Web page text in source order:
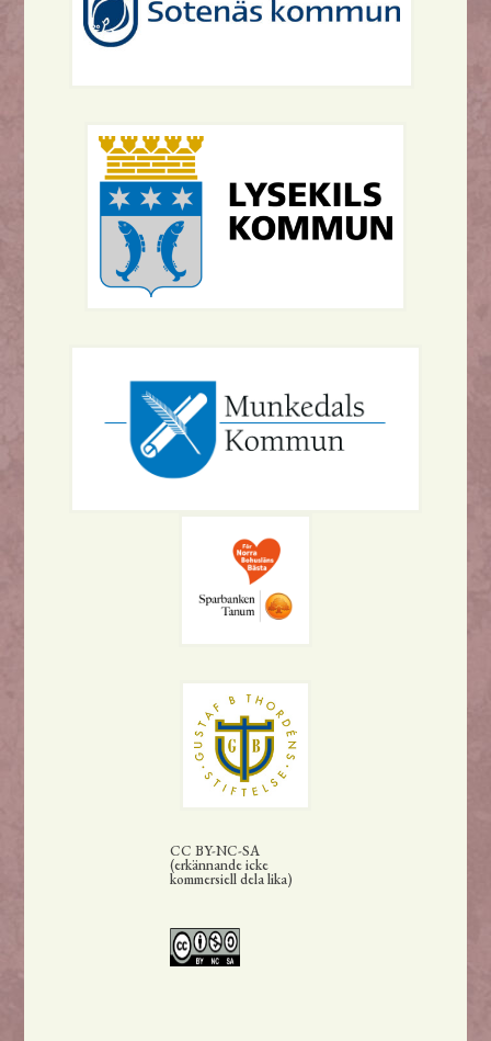
CC BY-NC-SA
(erkännande icke
kommersiell dela lika)